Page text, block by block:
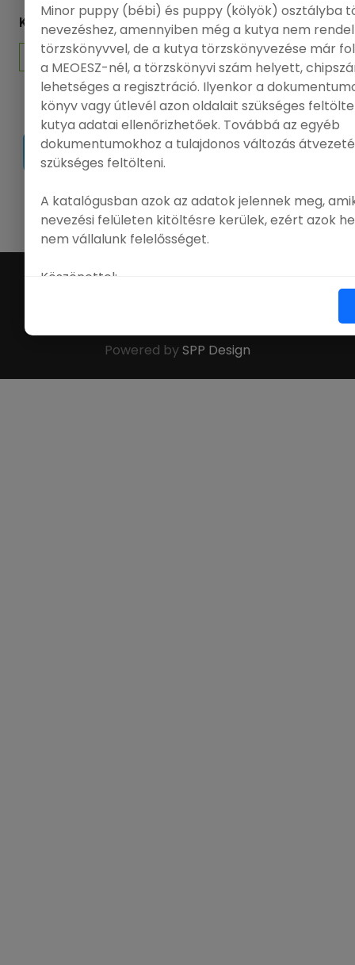
KÖVESSEN MINKET
| Ügyfélszolgálat | GY.Í.K. | FCI | MEOESZ
©Online Nevezés
Powered bySPP Design
Minor puppy (bébi) és puppy (kölyök) osztályba
nevezéshez, amennyiben még a kutya nem
törzskönyvvel, de a kutya törzskönyvezése már
a MEOESZ-nél, a törzskönyvi szám helyett,
lehetséges a regisztráció. Ilyenkor a
könyv vagy útlevél azon oldalait szükséges
kutya adatai ellenőrizhetőek. Továbbá az egyéb
dokumentumokhoz a tulajdonos változás
szükséges feltölteni.
A katalógusban azok az adatok jelennek meg,
nevezési felületen kitöltésre kerülek, ezért azok
nem vállalunk felelősséget.
Köszönettel: